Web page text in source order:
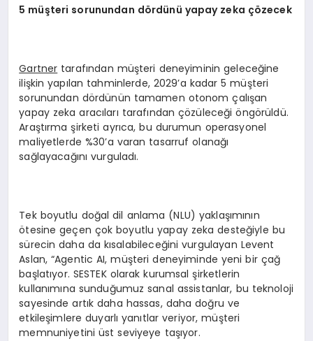
5 müşteri sorunundan dördünü yapay zeka çözecek
Gartner tarafından müşteri deneyiminin geleceğine
ilişkin yapılan tahminlerde, 2029’a kadar 5 müşteri
sorunundan dördünün tamamen otonom çalışan
yapay zeka aracıları tarafından çözüleceği öngörüldü.
Araştırma şirketi ayrıca, bu durumun operasyonel
maliyetlerde %30’a varan tasarruf olanağı
sağlayacağını vurguladı.
Tek boyutlu doğal dil anlama (NLU) yaklaşımının
ötesine geçen çok boyutlu yapay zeka desteğiyle bu
sürecin daha da kısalabileceğini vurgulayan Levent
Aslan, “Agentic AI, müşteri deneyiminde yeni bir çağ
başlatıyor. SESTEK olarak kurumsal şirketlerin
kullanımına sunduğumuz sanal assistanlar, bu teknoloji
sayesinde artık daha hassas, daha doğru ve
etkileşimlere duyarlı yanıtlar veriyor, müşteri
memnuniyetini üst seviyeye taşıyor.